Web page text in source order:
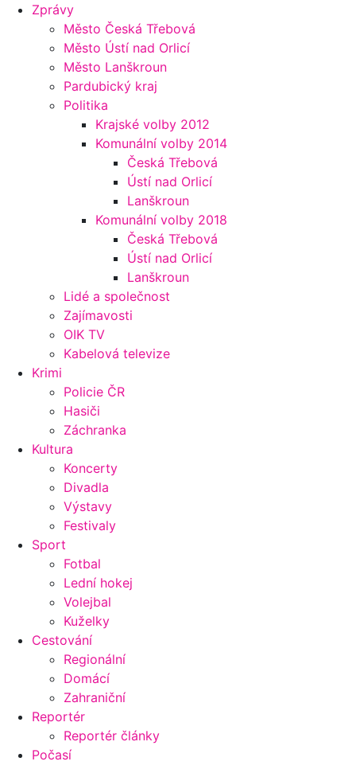
Zprávy
Město Česká Třebová
Město Ústí nad Orlicí
Město Lanškroun
Pardubický kraj
Politika
Krajské volby 2012
Komunální volby 2014
Česká Třebová
Ústí nad Orlicí
Lanškroun
Komunální volby 2018
Česká Třebová
Ústí nad Orlicí
Lanškroun
Lidé a společnost
Zajímavosti
OIK TV
Kabelová televize
Krimi
Policie ČR
Hasiči
Záchranka
Kultura
Koncerty
Divadla
Výstavy
Festivaly
Sport
Fotbal
Lední hokej
Volejbal
Kuželky
Cestování
Regionální
Domácí
Zahraniční
Reportér
Reportér články
Počasí